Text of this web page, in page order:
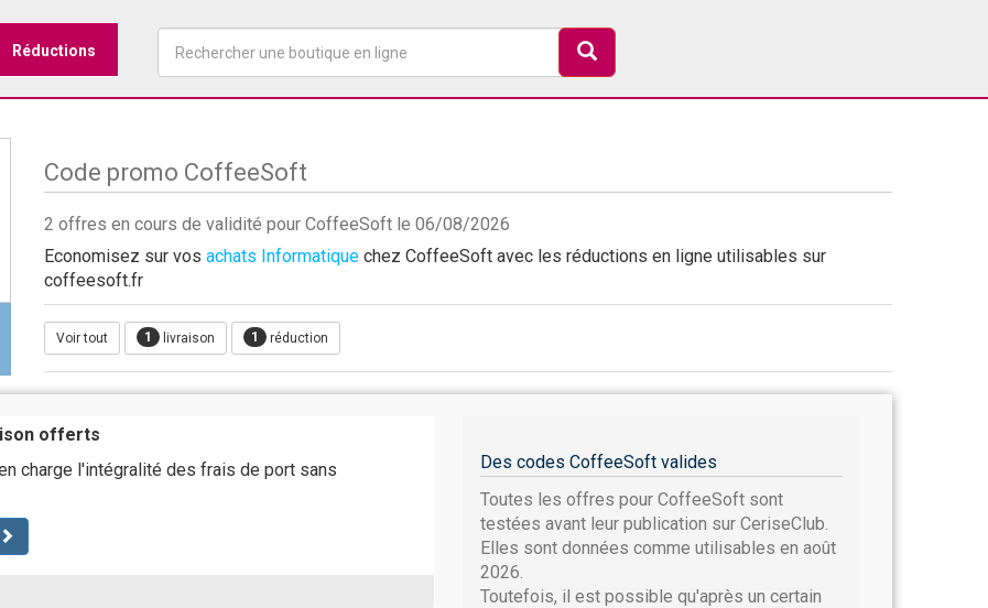
Réductions
Code promo CoffeeSoft
2 offres en cours de validité pour CoffeeSoft le 06/08/2026
Economisez sur vos achats Informatique chez CoffeeSoft avec les réductions en ligne utilisables sur
coffeesoft.fr
Voir tout 1 livraison 1 réduction
offerts
charge l'intégralité des frais de port sans
Des codes CoffeeSoft valides
Toutes les offres pour CoffeeSoft sont
testées avant leur publication sur CeriseClub.
Elles sont données comme utilisables en août
2026.
Toutefois, il est possible qu'après un certain